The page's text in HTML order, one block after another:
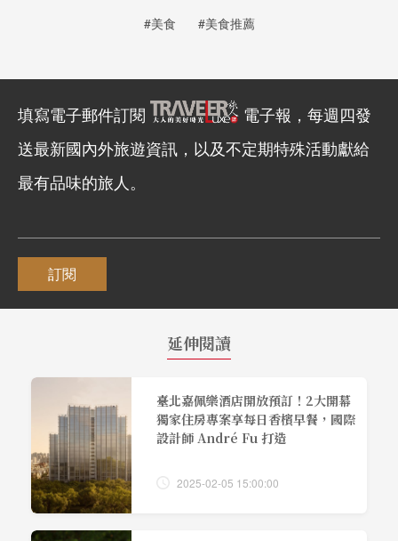
#美食 #美食推薦
填寫電子郵件訂閱
電子報，每週四發
送最新國內外旅遊資訊，以及不定期特殊活動獻給
最有品味的旅人。
訂閱
延伸閱讀
臺北嘉佩樂酒店開放預訂！2大開幕
獨家住房專案享每日香檳早餐，國際
設計師 André Fu 打造
2025-02-05 15:00:00